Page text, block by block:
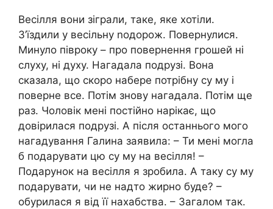
Весілля вони зіграли, таке, яке хотіли.
З’їздили у весільну nодорож. Повернулися.
Минуло півроку – про повернення грошей ні
слуху, ні духу. Нагадала подрузі. Вона
сказала, що скоро набере потрібну су му і
поверне все. Потім знову нагадала. Потім ще
раз. Чоловік мені постійно нарікає, що
довірилася подрузі. А після останнього мого
нагадування Галина заявила: – Ти мені могла
б подарувати цю су му на весілля! –
Подарунок на весілля я зробила. А таку су му
подарувати, чи не надто жирно буде? –
обурилася я від її нахабства. – Загалом так.